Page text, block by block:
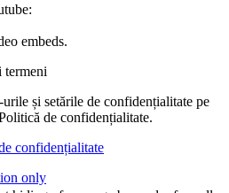
embeds.
termeni
și setările de confidențialitate pe
de confidențialitate.
confidențialitate
only